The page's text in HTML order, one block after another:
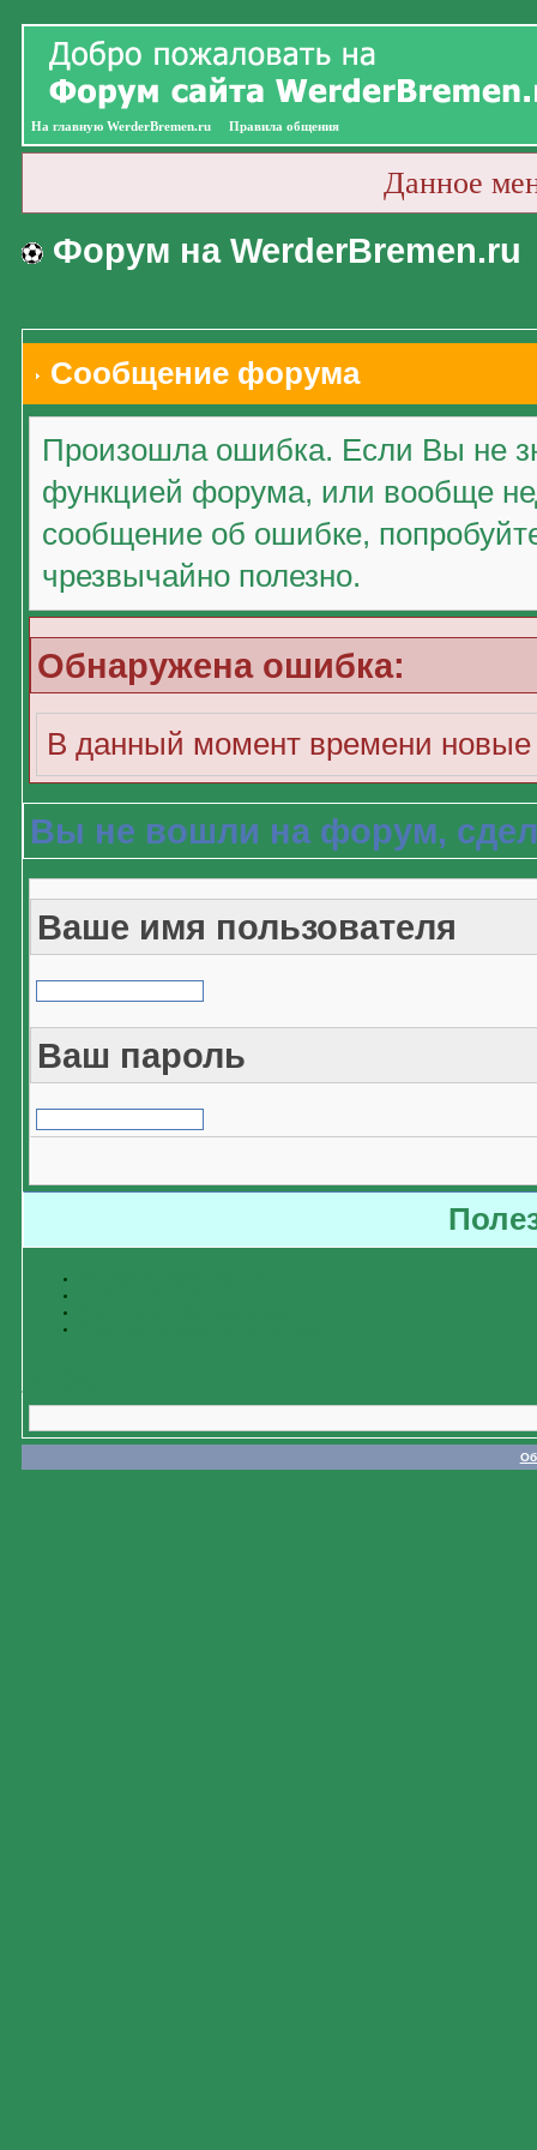
На главную WerderBremen.ru Правила общения
Данное
Форум на WerderBremen.ru
Сообщение форума
Произошла ошибка. Если Вы не
функцией форума, или вообще
сообщение об ошибке,
чрезвычайно полезно.
Обнаружена ошибка:
В данный момент времени новые
Вы не вошли на форум,
Ваше имя пользователя
Ваш пароль